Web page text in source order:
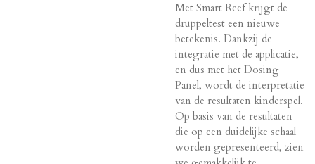
Met Smart Reef krijgt de
druppeltest een nieuwe
betekenis. Dankzij de
integratie met de applicatie,
en dus met het Dosing
Panel, wordt de interpretatie
van de resultaten kinderspel.
Op basis van de resultaten
die op een duidelijke schaal
worden gepresenteerd, zien